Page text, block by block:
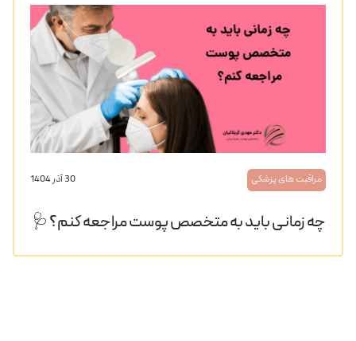
مراقبت های پزشکی 30 آذر 1404
چه زمانی باید به متخصص پوست مراجعه کنم؟ 🩺